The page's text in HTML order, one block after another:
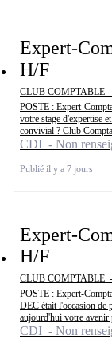
Expert-
H/F
CLUB COMPTABLE -
POSTE : Expert-
votre stage d'expertise
convivial ? Club
CDI - Non
Publié il y a 7 jours
Expert-
H/F
CLUB COMPTABLE -
POSTE : Expert-
DEC était l'occasion de
aujourd'hui votre avenir
CDI - Non